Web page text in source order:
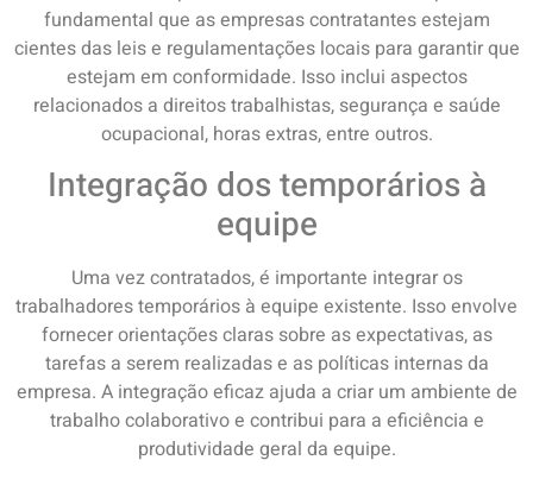
fundamental que as empresas contratantes estejam
cientes das leis e regulamentações locais para garantir que
estejam em conformidade. Isso inclui aspectos
relacionados a direitos trabalhistas, segurança e saúde
ocupacional, horas extras, entre outros.
Integração dos temporários à
equipe
Uma vez contratados, é importante integrar os
trabalhadores temporários à equipe existente. Isso envolve
fornecer orientações claras sobre as expectativas, as
tarefas a serem realizadas e as políticas internas da
empresa. A integração eficaz ajuda a criar um ambiente de
trabalho colaborativo e contribui para a eficiência e
produtividade geral da equipe.